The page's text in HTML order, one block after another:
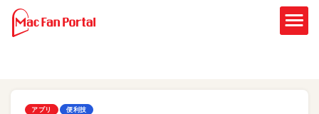
アプリ 便利技